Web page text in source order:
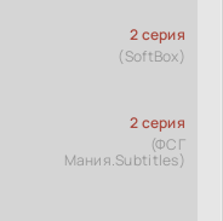
2 серия
(SoftBox)
2 серия
(ФСГ
Мания.Subtitles)